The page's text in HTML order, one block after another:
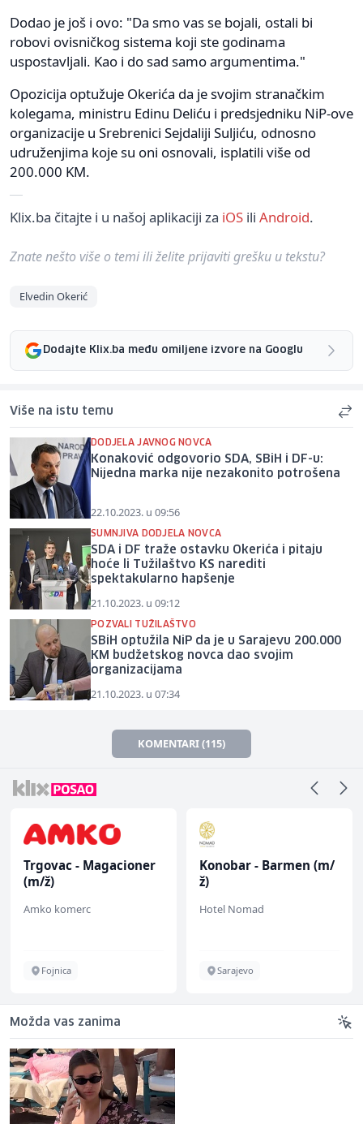
Dodao je još i ovo: "Da smo vas se bojali, ostali bi
robovi ovisničkog sistema koji ste godinama
uspostavljali. Kao i do sad samo argumentima."
Opozicija optužuje Okerića da je svojim stranačkim
kolegama, ministru Edinu Deliću i predsjedniku NiP-ove
organizacije u Srebrenici Sejdaliji Suljiću, odnosno
udruženjima koje su oni osnovali, isplatili više od
200.000 KM.
Klix.ba čitajte i u našoj aplikaciji za iOS ili Android.
Znate nešto više o temi ili želite prijaviti grešku u tekstu?
Elvedin Okerić
Dodajte Klix.ba među omiljene izvore na Googlu
Više na istu temu
DODJELA JAVNOG NOVCA
Konaković odgovorio SDA, SBiH i DF-u:
Nijedna marka nije nezakonito potrošena
22.10.2023. u 09:56
SUMNJIVA DODJELA NOVCA
SDA i DF traže ostavku Okerića i pitaju
hoće li Tužilaštvo KS narediti
spektakularno hapšenje
21.10.2023. u 09:12
POZVALI TUŽILAŠTVO
SBiH optužila NiP da je u Sarajevu 200.000
KM budžetskog novca dao svojim
organizacijama
21.10.2023. u 07:34
KOMENTARI (115)
Trgovac - Magacioner
(m/ž)
Amko komerc
Fojnica
Konobar - Barmen (m/
ž)
Hotel Nomad
Sarajevo
Možda vas zanima